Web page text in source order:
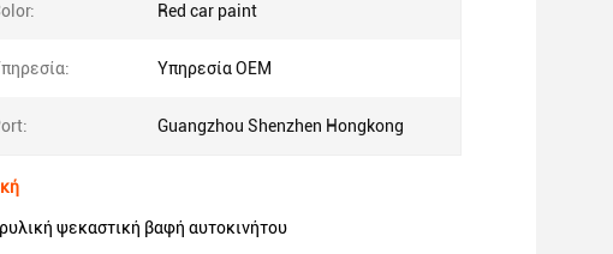
Red car paint
Υπηρεσία OEM
Guangzhou Shenzhen Hongkong
ψεκαστική βαφή αυτοκινήτου